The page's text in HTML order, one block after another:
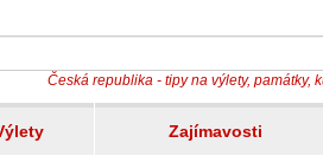
Česká republika - tipy na výlety, památky,
Zajímavosti